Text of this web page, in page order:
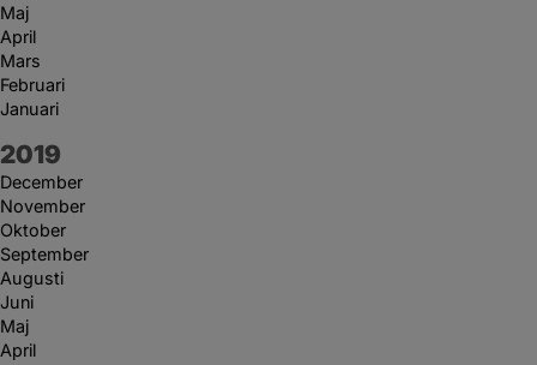
Maj
April
Mars
Februari
Januari
År:
2019
December
November
Oktober
September
Augusti
Juni
Maj
April